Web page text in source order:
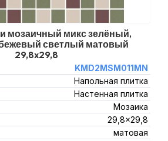
мозаичный микс зелёный,
светлый матовый
29,8x29,8
KMD2MSM011MN
Напольная плитка
Настенная плитка
Мозаика
29,8x29,8
матовая